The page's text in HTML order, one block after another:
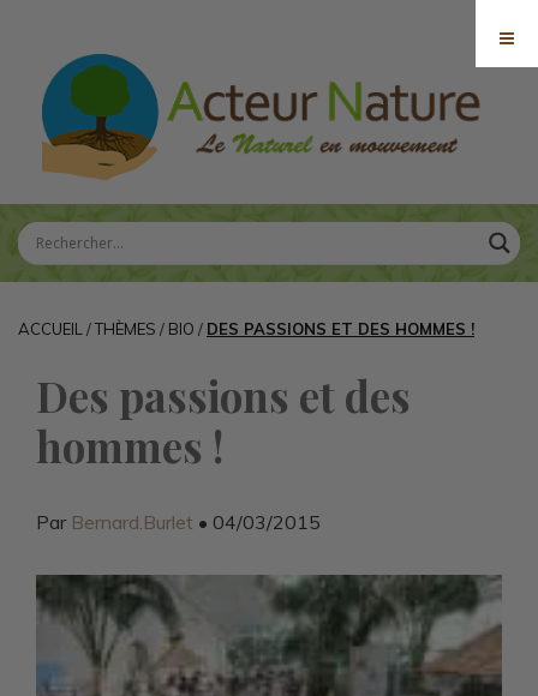
ACCUEIL /THÈMES / BIO / DES PASSIONS ET DES HOMMES !
Des passions et des
hommes !
Par Bernard.Burlet • 04/03/2015